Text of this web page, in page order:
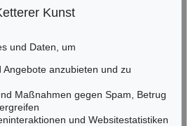
038
80-595
Kunst
und Daten, um
Angebote anzubieten und zu
Maßnahmen gegen Spam, Betrug
und Websitestatistiken